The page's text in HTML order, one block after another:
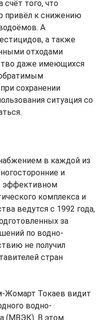
того, что
привёл к снижению
А
а также
отходами
даже имеющихся
сохранении
ситуация со
в каждой из
и
эффективном
комплекса и
ведутся с 1992 года,
за
по водно-
не получил
стран
Жомарт Токаев видит
водно-
(МВЭК). В этом